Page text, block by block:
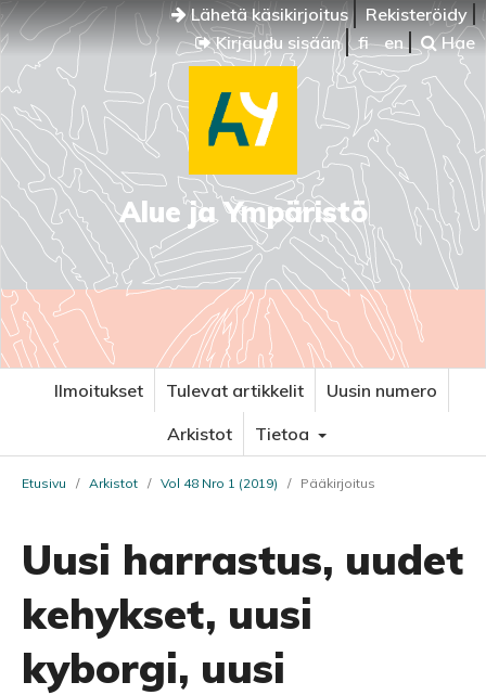
Lähetä käsikirjoitus
Rekisteröidy
Kirjaudu sisään
fi en Hae
Alue ja Ympäristö
Ilmoitukset Tulevat artikkelit
Uusin numero
Arkistot
Tietoa
Etusivu / Arkistot / Vol 48 Nro 1 (2019) / Pääkirjoitus
Uusi harrastus, uudet
kehykset, uusi
kyborgi, uusi